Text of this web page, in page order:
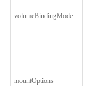
volumeBindingMode
mountOptions